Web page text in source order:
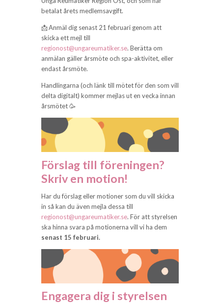
betalat årets medlemsavgift.
📩 Anmäl dig senast 21 februari genom att
skicka ett mejl till
regionost@ungareumatiker.se. Berätta om
anmälan gäller årsmöte och spa-aktivitet, eller
endast årsmöte.
Handlingarna (och länk till mötet för den som vill
delta digitalt) kommer mejlas ut en vecka innan
årsmötet 🥳
Förslag till föreningen?
Skriv en motion!
Har du förslag eller motioner som du vill skicka
in så kan du även mejla dessa till
regionost@ungareumatiker.se. För att styrelsen
ska hinna svara på motionerna vill vi ha dem
senast 15 februari.
Engagera dig i styrelsen